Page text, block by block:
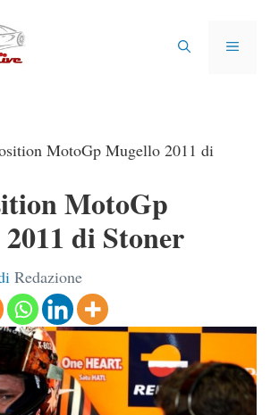
MENU
MotoGp Mugello 2011 di
MotoGp
di Stoner
Redazione